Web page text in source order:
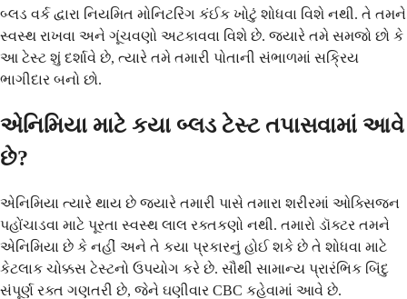
બ્લડ વર્ક દ્વારા નિયમિત મોનિટરિંગ કંઈક ખોટું શોધવા વિશે નથી. તે તમને
સ્વસ્થ રાખવા અને ગૂંચવણો અટકાવવા વિશે છે. જ્યારે તમે સમજો છો કે
આ ટેસ્ટ શું દર્શાવે છે, ત્યારે તમે તમારી પોતાની સંભાળમાં સક્રિય
ભાગીદાર બનો છો.
એનિમિયા માટે કયા બ્લડ ટેસ્ટ તપાસવામાં આવે
છે?
એનિમિયા ત્યારે થાય છે જ્યારે તમારી પાસે તમારા શરીરમાં ઓક્સિજન
પહોંચાડવા માટે પૂરતા સ્વસ્થ લાલ રક્તકણો નથી. તમારો ડૉક્ટર તમને
એનિમિયા છે કે નહીં અને તે કયા પ્રકારનું હોઈ શકે છે તે શોધવા માટે
કેટલાક ચોક્કસ ટેસ્ટનો ઉપયોગ કરે છે. સૌથી સામાન્ય પ્રારંભિક બિંદુ
સંપૂર્ણ રક્ત ગણતરી છે, જેને ઘણીવાર CBC કહેવામાં આવે છે.